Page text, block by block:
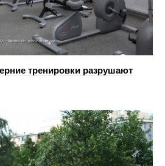
тренировки разрушают